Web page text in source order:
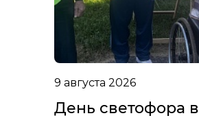
9 августа 2026
День светофора в